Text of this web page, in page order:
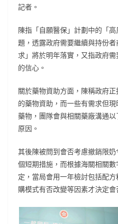
記者。
陳指「自願醫保」計劃中的「
題，透露政府需要繼續與持份
求」將於明年落實，又指政府
的信心。
關於藥物資助方面，陳稱政府
的藥物資助，而一些有需求但
藥物，團隊會與相關藥廠溝通
原因。
其後陳被問到會否考慮撤銷限
個短期措施，而根據海關相關
定，當局會用一年檢討包括配
購模式有否改變等因素才決定會